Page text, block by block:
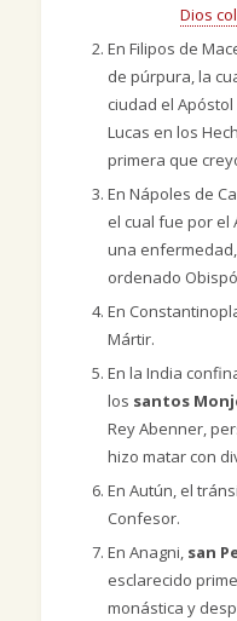
Dios
En Filipos de
de púrpura, la
ciudad el
Lucas en los
primera que
En Nápoles de
el cual fue por el
una
ordenado
En
Mártir.
En la India
los santos
Rey Abenner,
hizo matar con
En Autún, el
Confesor.
En Anagni, san
esclarecido
monástica y